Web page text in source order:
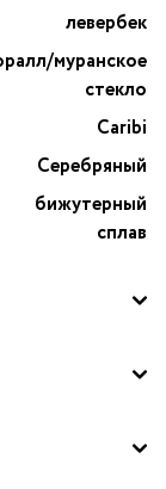
левербек
муранское
стекло
Caribi
Серебряный
бижутерный
сплав
бренда
тех, кто ценит